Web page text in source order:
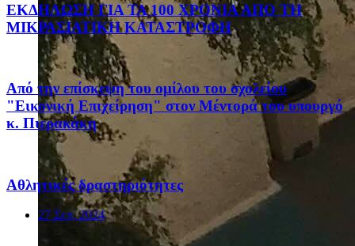
ΕΚΔΗΛΩΣΗ ΓΙΑ ΤΑ 100 ΧΡΟΝΙΑ ΑΠΟ ΤΗ
ΜΙΚΡΑΣΙΑΤΙΚΗ ΚΑΤΑΣΤΡΟΦΗ
Από την επίσκεψη του ομίλου του σχολείου
"Εικονική Επιχείρηση" στον Μέντορά του υπουργό
κ. Πιερακάκη
Αθλητικές δραστηριότητες
27 Σεπ, 2024